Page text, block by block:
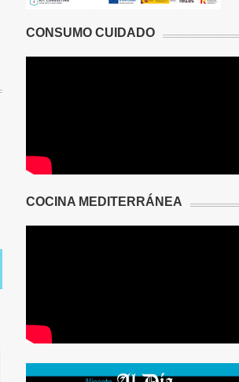
CONSUMO CUIDADO
COCINA MEDITERRÁNEA